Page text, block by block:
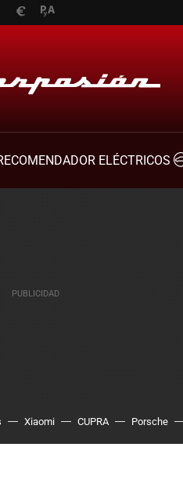
ELÉCTRICOS
Xiaomi CUPRA Porsche